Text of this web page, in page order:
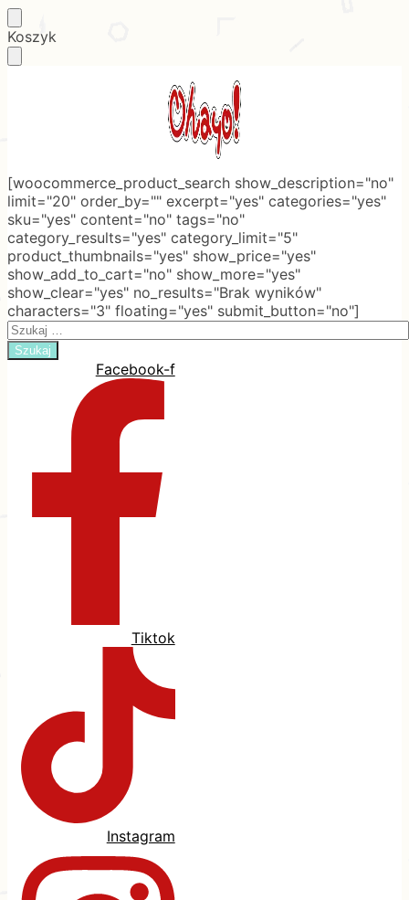
Skip
to
Skip
to
Koszyk
[woocommerce_product_search show_description="no"
limit="20" order_by="" excerpt="yes" categories="yes"
sku="yes" content="no" tags="no"
category_results="yes" category_limit="5"
product_thumbnails="yes" show_price="yes"
show_add_to_cart="no" show_more="yes"
show_clear="yes" no_results="Brak wyników"
characters="3" floating="yes" submit_button="no"]
Search
for:
Facebook-f
Tiktok
Instagram